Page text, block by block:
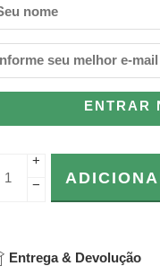
ENTRAR
+
−
Entrega & Devolução